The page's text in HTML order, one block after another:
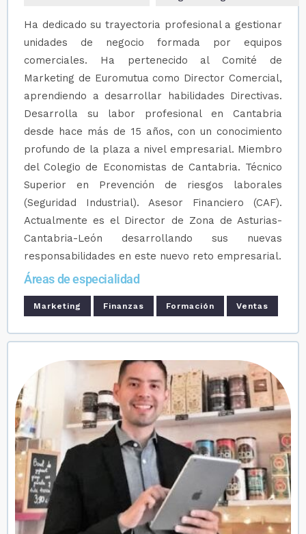
Ha dedicado su trayectoria profesional a gestionar
unidades de negocio formada por equipos
comerciales. Ha pertenecido al Comité de
Marketing de Euromutua como Director Comercial,
aprendiendo a desarrollar habilidades Directivas.
Desarrolla su labor profesional en Cantabria
desde hace más de 15 años, con un conocimiento
profundo de la plaza a nivel empresarial. Miembro
del Colegio de Economistas de Cantabria. Técnico
Superior en Prevención de riesgos laborales
(Seguridad Industrial). Asesor Financiero (CAF).
Actualmente es el Director de Zona de Asturias-
Cantabria-León desarrollando sus nuevas
responsabilidades en este nuevo reto empresarial.
Áreas de especialidad
Marketing Finanzas Formación Ventas